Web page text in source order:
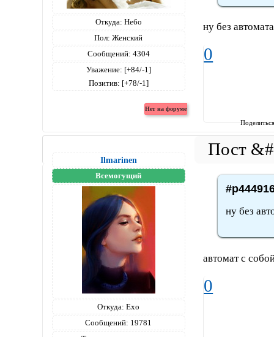
Откуда: Небо
Пол: Женский
Сообщений: 4304
Уважение: [+84/-1]
Позитив: [+78/-1]
ну без
0
Ilmarinen
Всемогущий
Откуда: Ехо
Сообщений: 19781
ну без
автомат с
0